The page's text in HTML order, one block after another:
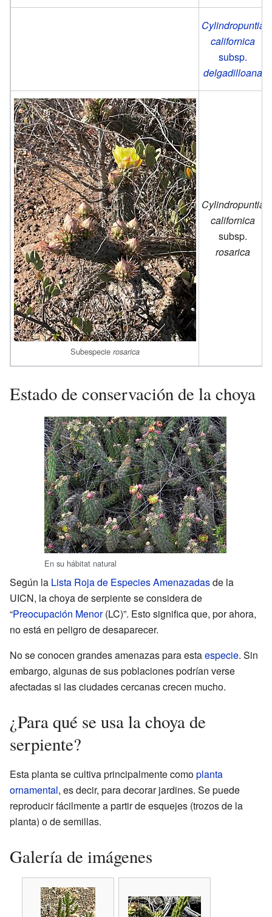
Cylindropuntia
californica
subsp.
delgadilloana
Subespecie rosarica
Cylindropuntia
californica
subsp.
rosarica
Estado de conservación de la choya
En su hábitat natural
Según la Lista Roja de Especies Amenazadasde la
UICN, la choya de serpiente se considera de
“Preocupación Menor(LC)”. Esto significa que, por ahora,
no está en peligro de desaparecer.
No se conocen grandes amenazas para estaespecie. Sin
embargo, algunas de sus poblaciones podrían verse
afectadas si las ciudades cercanas crecen mucho.
¿Para qué se usa la choya de
serpiente?
Esta planta se cultiva principalmente comoplanta
ornamental, es decir, para decorar jardines. Se puede
reproducir fácilmente a partir de esquejes (trozos de la
planta) o de semillas.
Galería de imágenes